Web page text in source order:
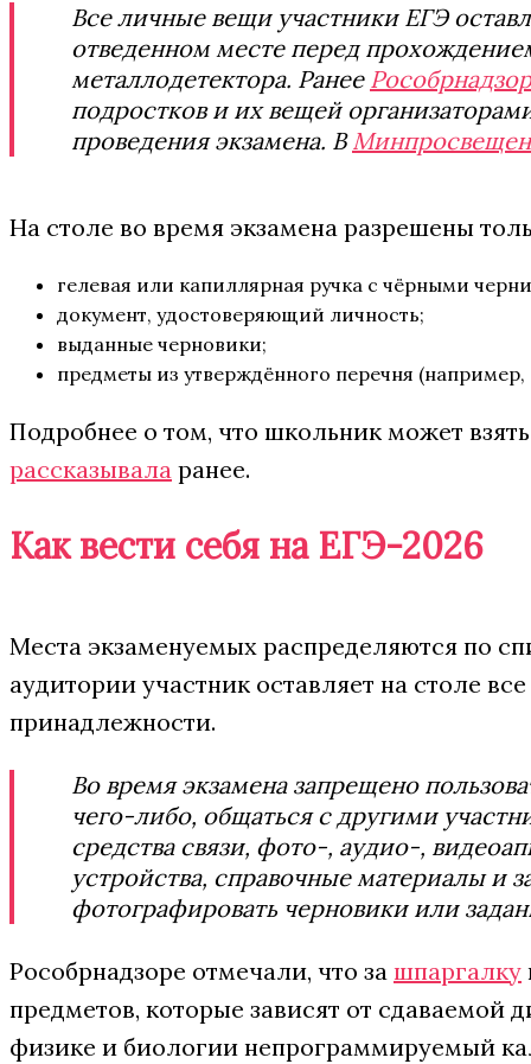
Все личные вещи участники ЕГЭ
отведенном месте перед
металлодетектора. Ранее Рособрнадзор
подростков и их вещей
проведения экзамена. В
На столе во время экзамена разрешены
гелевая или капиллярная ручка с чёрными
документ, удостоверяющий личность;
выданные черновики;
предметы из утверждённого перечня (например,
Подробнее о том, что школьник может
рассказывала ранее.
Как вести себя на ЕГЭ-2026
Места экзаменуемых распределяются по
аудитории участник оставляет на столе
принадлежности.
Во время экзамена запрещено
чего-либо, общаться с другими
средства связи, фото-, аудио-,
устройства, справочные материалы и
фотографировать черновики или
Рособрнадзоре отмечали, что за шпаргалку
предметов, которые зависят от сдаваемой
физике и биологии непрограммируемый